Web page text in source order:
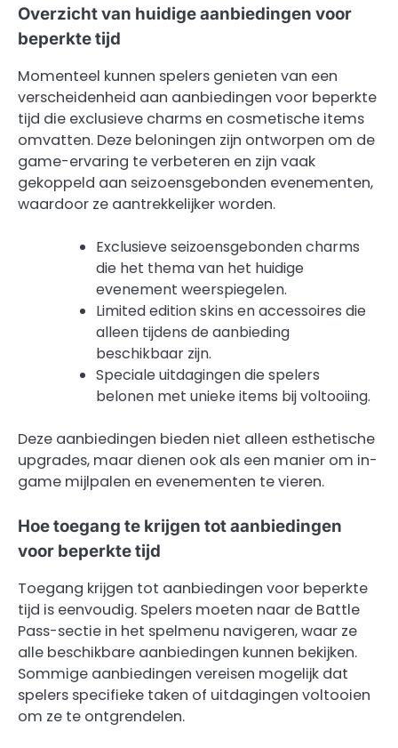
Overzicht van huidige aanbiedingen voor
beperkte tijd
Momenteel kunnen spelers genieten van een
verscheidenheid aan aanbiedingen voor beperkte
tijd die exclusieve charms en cosmetische items
omvatten. Deze beloningen zijn ontworpen om de
game-ervaring te verbeteren en zijn vaak
gekoppeld aan seizoensgebonden evenementen,
waardoor ze aantrekkelijker worden.
Exclusieve seizoensgebonden charms
die het thema van het huidige
evenement weerspiegelen.
Limited edition skins en accessoires die
alleen tijdens de aanbieding
beschikbaar zijn.
Speciale uitdagingen die spelers
belonen met unieke items bij voltooiing.
Deze aanbiedingen bieden niet alleen esthetische
upgrades, maar dienen ook als een manier om in-
game mijlpalen en evenementen te vieren.
Hoe toegang te krijgen tot aanbiedingen
voor beperkte tijd
Toegang krijgen tot aanbiedingen voor beperkte
tijd is eenvoudig. Spelers moeten naar de Battle
Pass-sectie in het spelmenu navigeren, waar ze
alle beschikbare aanbiedingen kunnen bekijken.
Sommige aanbiedingen vereisen mogelijk dat
spelers specifieke taken of uitdagingen voltooien
om ze te ontgrendelen.